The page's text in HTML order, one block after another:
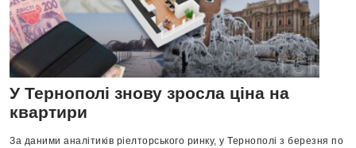
У Тернополі знову зросла ціна на
квартири
За даними аналітиків ріелторського ринку, у Тернополі з березня по